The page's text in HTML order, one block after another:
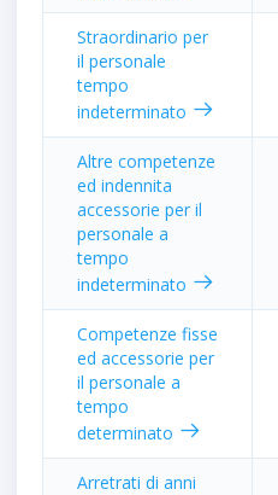
Straordinario per
il personale
tempo
indeterminato
Altre competenze
ed indennita
accessorie per il
personale a
tempo
indeterminato
Competenze fisse
ed accessorie per
il personale a
tempo
determinato
Arretrati di anni